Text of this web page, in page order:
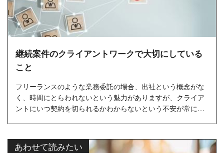
継続案件のクライアントワークで大切にしている
こと
フリーランスのような業務委託の場合、出社という概念がな
く、時間にとらわれないという魅力がありますが、クライア
ントにいつ契約を切られるかわからないという不安が常にあ
た...
あわせて読みたい